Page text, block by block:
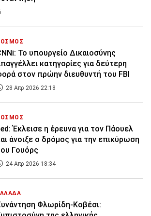
Το υπουργείο Δικαιοσύνης
κατηγορίες για δεύτερη
στον πρώην διευθυντή του FBI
28 Απρ 2026 22:18
Έκλεισε η έρευνα για τον Πάουελ
άνοιξε ο δρόμος για την επικύρωση
Γουόρς
24 Απρ 2026 18:34
Φλωρίδη-Κοβέσι: